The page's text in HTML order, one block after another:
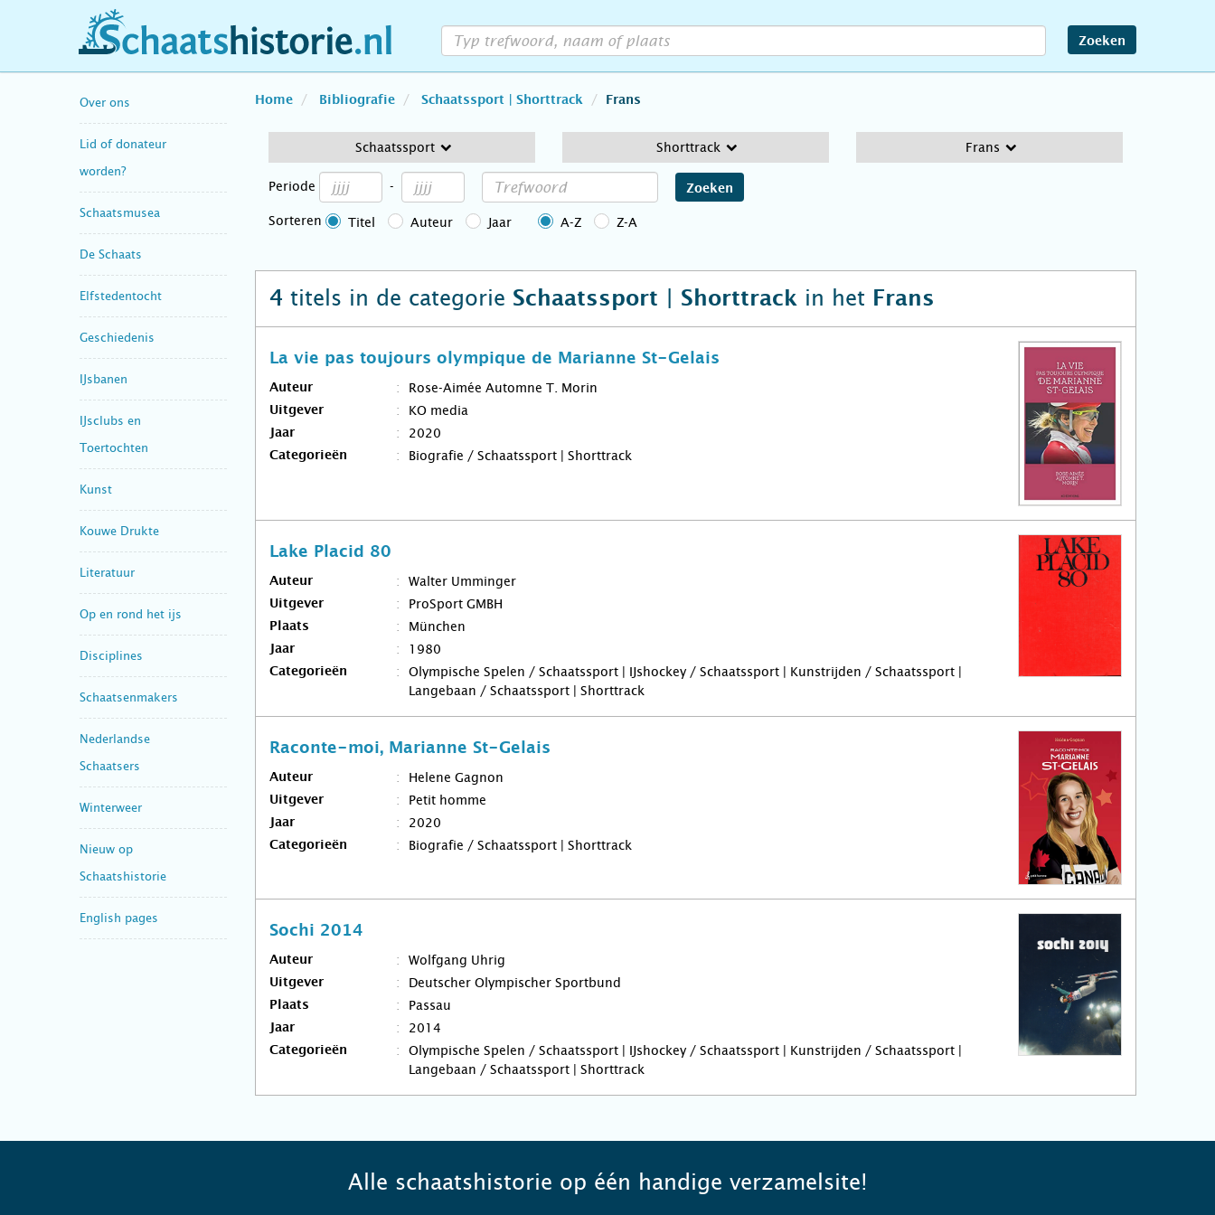
schaatshistorie.nl Zoeken
Over ons
Lid of donateur
worden?
Schaatsmusea
De Schaats
Elfstedentocht
Geschiedenis
IJsbanen
IJsclubs en
Toertochten
Kunst
Kouwe Drukte
Literatuur
Op en rond het ijs
Disciplines
Schaatsenmakers
Nederlandse
Schaatsers
Winterweer
Nieuw op
Schaatshistorie
English pages
Home Bibliografie Schaatssport | Shorttrack Frans
Schaatssport Shorttrack Frans
Periode - Zoeken
Sorteren Titel Auteur Jaar A-Z Z-A
4 titels in de categorie Schaatssport | Shorttrack in het Frans
La vie pas toujours olympique de Marianne St-Gelais
Auteur Rose-Aimée Automne T. Morin
Uitgever KO media
Jaar 2020
Categorieën Biografie / Schaatssport | Shorttrack
Lake Placid 80
Auteur Walter Umminger
Uitgever ProSport GMBH
Plaats München
Jaar 1980
Categorieën
Olympische Spelen / Schaatssport | IJshockey / Schaatssport | Kunstrijden / Schaatssport |
Langebaan / Schaatssport | Shorttrack
Raconte-moi, Marianne St-Gelais
Auteur Helene Gagnon
Uitgever Petit homme
Jaar 2020
Categorieën Biografie / Schaatssport | Shorttrack
Sochi 2014
Auteur Wolfgang Uhrig
Uitgever Deutscher Olympischer Sportbund
Plaats Passau
Jaar 2014
Categorieën
Olympische Spelen / Schaatssport | IJshockey / Schaatssport | Kunstrijden / Schaatssport |
Langebaan / Schaatssport | Shorttrack
Alle schaatshistorie op één handige verzamelsite!